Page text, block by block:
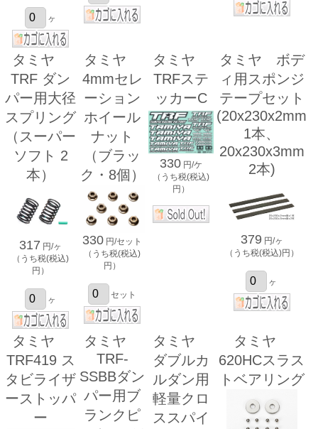
ヶ
タミヤ
TRF ダン
パー用大径
スプリング
（スーパー
ソフト 2
本）
317 円/ヶ
（うち税(税込)
円）
ヶ
タミヤ
4mmセレ
ーション
ホイール
ナット
（ブラッ
ク・8個）
330 円/セット
（うち税(税込)
円）
セット
タミヤ
TRFステ
ッカーC
330 円/ケ
（うち税(税込)
円）
タミヤ ボデ
ィ用スポンジ
テープセット
(20x230x2mm
1本、
20x230x3mm
2本)
379 円/ヶ
（うち税(税込)円）
ヶ
タミヤ
TRF419 ス
タビライザ
ーストッパ
ー
タミヤ
TRF-
SSBBダン
パー用ブ
ランクピ
タミヤ
ダブルカ
ルダン用
軽量クロ
ススパイ
タミヤ
620HCスラス
トベアリング